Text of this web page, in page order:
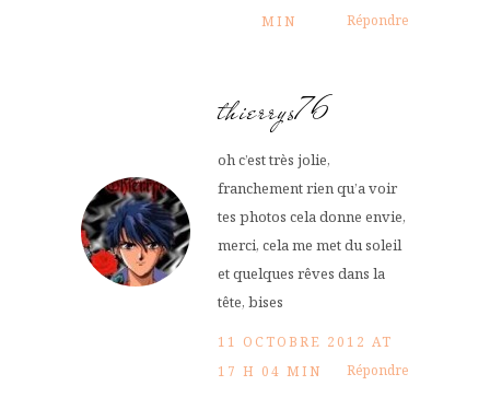
MIN
Répondre
thierrys76
oh c’est très jolie,
franchement rien qu’a voir
tes photos cela donne envie,
merci, cela me met du soleil
et quelques rêves dans la
tête, bises
11 OCTOBRE 2012 AT
17 H 04 MIN
Répondre